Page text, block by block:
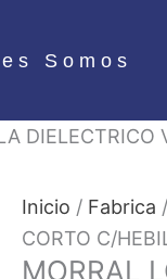
Somos
DIELECTRICO
Inicio / Fabrica /
CORTO C/
MORRAL